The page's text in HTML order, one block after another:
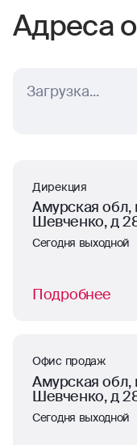
Адреса
г. Благовещенск
Дирекция
Амурская обл,
Шевченко, д
Сегодня выходной
Подробнее
Офис продаж
Амурская обл,
Шевченко, д
Сегодня выходной